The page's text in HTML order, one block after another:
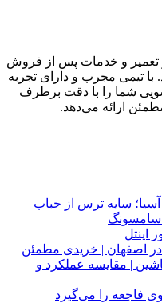
تعمیر و خدمات پس از فروش
با تیمی مجرب و دارای تجربه
شما را با دقت برطرف
ارائه می‌دهد.
سایه ترس از حباب
سامسونگ
اصفهان | خریدی مطمئن
| مقایسه عملکرد و
فاجعه را می‌گیرد